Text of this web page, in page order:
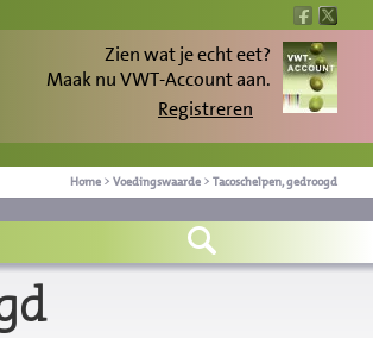
Zien wat je echt eet?
Maak nu VWT-Account aan.
Registreren
Home > Voedingswaarde > Tacoschelpen, gedroogd